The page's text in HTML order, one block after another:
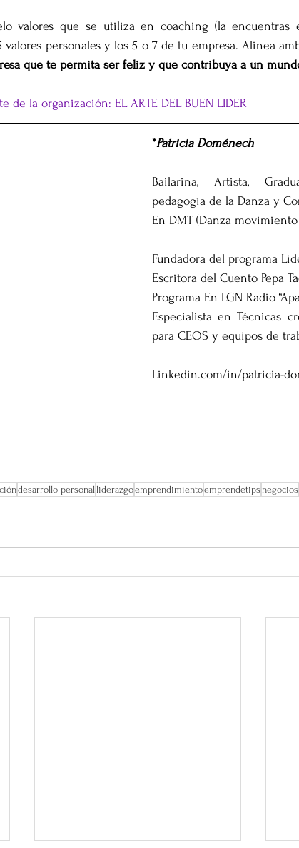
valores que se utiliza en coaching (la encuentras
personales y los 5 o 7 de tu empresa. Alinea
que te permita ser feliz y que contribuya a un
de la organización: EL ARTE DEL BUEN LIDER
*Patricia Doménech
Bailarina, Artista,
pedagogía de la Danza y
En DMT (Danza movimiento
Fundadora del programa
Escritora del Cuento Pepa
Programa En LGN Radio
Especialista en Técnicas
para CEOS y equipos de
Linkedin.com/in/patricia-
desarrollo personal liderazgoemprendimientoemprendetips negocios